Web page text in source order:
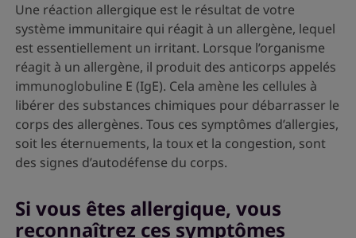
Une réaction allergique est le résultat de votre
système immunitaire qui réagit à un allergène, lequel
est essentiellement un irritant. Lorsque l’organisme
réagit à un allergène, il produit des anticorps appelés
immunoglobuline E (IgE). Cela amène les cellules à
libérer des substances chimiques pour débarrasser le
corps des allergènes. Tous ces symptômes d’allergies,
soit les éternuements, la toux et la congestion, sont
des signes d’autodéfense du corps.
Si vous êtes allergique, vous
reconnaîtrez ces symptômes